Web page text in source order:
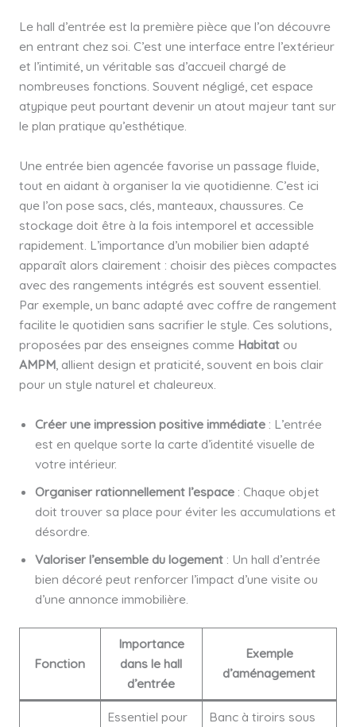
Le hall d’entrée est la première pièce que l’on découvre
en entrant chez soi. C’est une interface entre l’extérieur
et l’intimité, un véritable sas d’accueil chargé de
nombreuses fonctions. Souvent négligé, cet espace
atypique peut pourtant devenir un atout majeur tant sur
le plan pratique qu’esthétique.
Une entrée bien agencée favorise un passage fluide,
tout en aidant à organiser la vie quotidienne. C’est ici
que l’on pose sacs, clés, manteaux, chaussures. Ce
stockage doit être à la fois intemporel et accessible
rapidement. L’importance d’un mobilier bien adapté
apparaît alors clairement : choisir des pièces compactes
avec des rangements intégrés est souvent essentiel.
Par exemple, un banc adapté avec coffre de rangement
facilite le quotidien sans sacrifier le style. Ces solutions,
proposées par des enseignes comme Habitatou
AMPM, allient design et praticité, souvent en bois clair
pour un style naturel et chaleureux.
Créer une impression positive immédiate: L’entrée
est en quelque sorte la carte d’identité visuelle de
votre intérieur.
Organiser rationnellement l’espace: Chaque objet
doit trouver sa place pour éviter les accumulations et
désordre.
Valoriser l’ensemble du logement: Un hall d’entrée
bien décoré peut renforcer l’impact d’une visite ou
d’une annonce immobilière.
Fonction
Importance
dans le hall
d’entrée
Exemple
d’aménagement
Essentiel pour
Banc à tiroirs sous